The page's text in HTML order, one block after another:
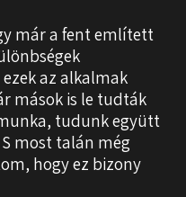
már a fent említett
az alkalmak
mások is le tudták
tudunk együtt
most talán még
hogy ez bizony